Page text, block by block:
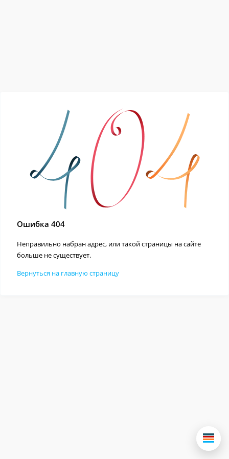
Ошибка 404
Неправильно набран адрес, или такой страницы на сайте
больше не существует.
Вернуться на главную страницу